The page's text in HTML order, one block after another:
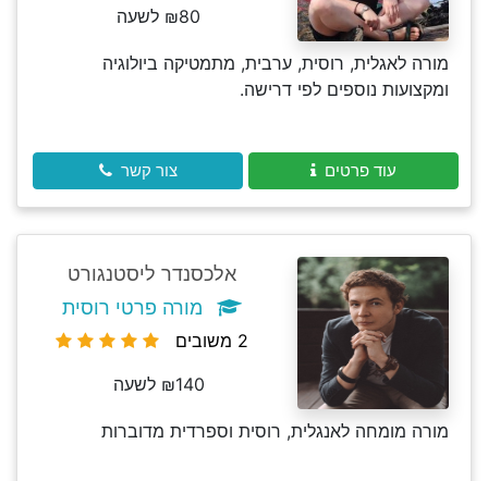
₪80 לשעה
מורה לאגלית, רוסית, ערבית, מתמטיקה ביולוגיה
ומקצועות נוספים לפי דרישה.
עוד פרטים צור קשר
אלכסנדר ליסטנגורט
מורה פרטי רוסית
2 משובים
₪140 לשעה
מורה מומחה לאנגלית, רוסית וספרדית מדוברות